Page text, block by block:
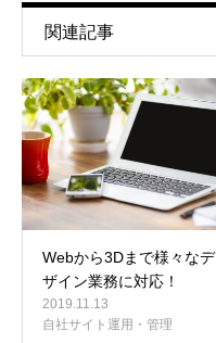
関連記事
Webから3Dまで様々なデ
ザイン業務に対応！
2019.11.13
自社サイト運用・管理